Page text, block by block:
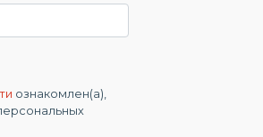
ознакомлен(а),